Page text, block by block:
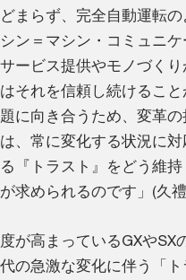
まらず、完全自動運転の
ン＝マシン・コミュニ
ービス提供やモノづくり
それを信頼し続けること
に向き合うため、変革
、常に変化する状況に
『トラスト』をどう維
求められるのです」(久
が高まっているGXやSX
の急激な変化に伴う「